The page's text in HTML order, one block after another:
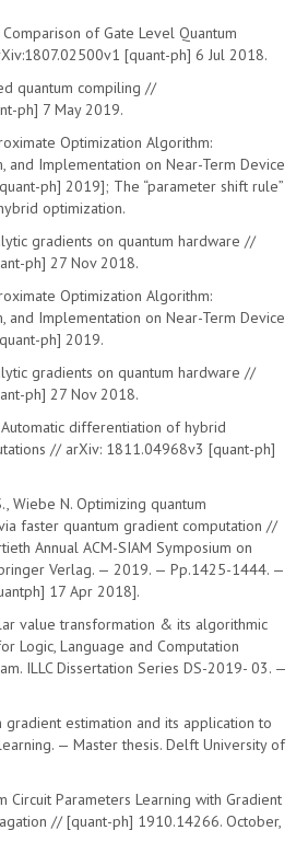
of Gate Level Quantum
[quant-ph] 6 Jul 2018.
quantum compiling //
ph] 7 May 2019.
Optimization Algorithm:
and Implementation on Near-Term Device
ph] 2019]; The “parameter shift rule”
optimization.
gradients on quantum hardware //
ph] 27 Nov 2018.
Optimization Algorithm:
and Implementation on Near-Term Device
ph] 2019.
gradients on quantum hardware //
ph] 27 Nov 2018.
Automatic differentiation of hybrid
// arXiv: 1811.04968v3 [quant-ph]
Wiebe N. Optimizing quantum
faster quantum gradient computation //
Annual ACM-SIAM Symposium on
Verlag. — 2019. — Pp.1425-1444. —
17 Apr 2018].
value transformation & its algorithmic
Logic, Language and Computation
ILLC Dissertation Series DS-2019- 03. —
gradient estimation and its application to
— Master thesis. Delft University of
Circuit Parameters Learning with Gradient
// [quant-ph] 1910.14266. October,